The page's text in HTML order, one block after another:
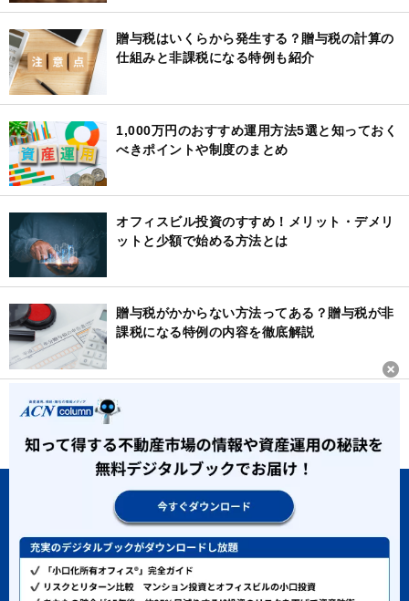
贈与税はいくらから発生する？贈与税の計算の
仕組みと非課税になる特例も紹介
1,000万円のおすすめ運用方法5選と知っておく
べきポイントや制度のまとめ
オフィスビル投資のすすめ！メリット・デメリ
ットと少額で始める方法とは
贈与税がかからない方法ってある？贈与税が非
課税になる特例の内容を徹底解説
推奨動作環境について 本ウェブサイトのご利用にあたって
個人情報保護方針